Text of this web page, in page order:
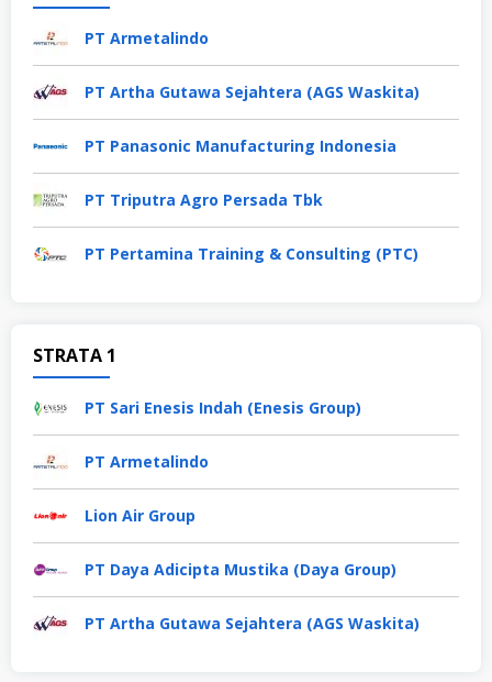
PT Armetalindo
PT Artha Gutawa Sejahtera (AGS Waskita)
PT Panasonic Manufacturing Indonesia
PT Triputra Agro Persada Tbk
PT Pertamina Training & Consulting (PTC)
STRATA 1
PT Sari Enesis Indah (Enesis Group)
PT Armetalindo
Lion Air Group
PT Daya Adicipta Mustika (Daya Group)
PT Artha Gutawa Sejahtera (AGS Waskita)